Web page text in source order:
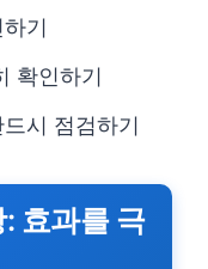
기
확인하기
시 점검하기
효과를 극